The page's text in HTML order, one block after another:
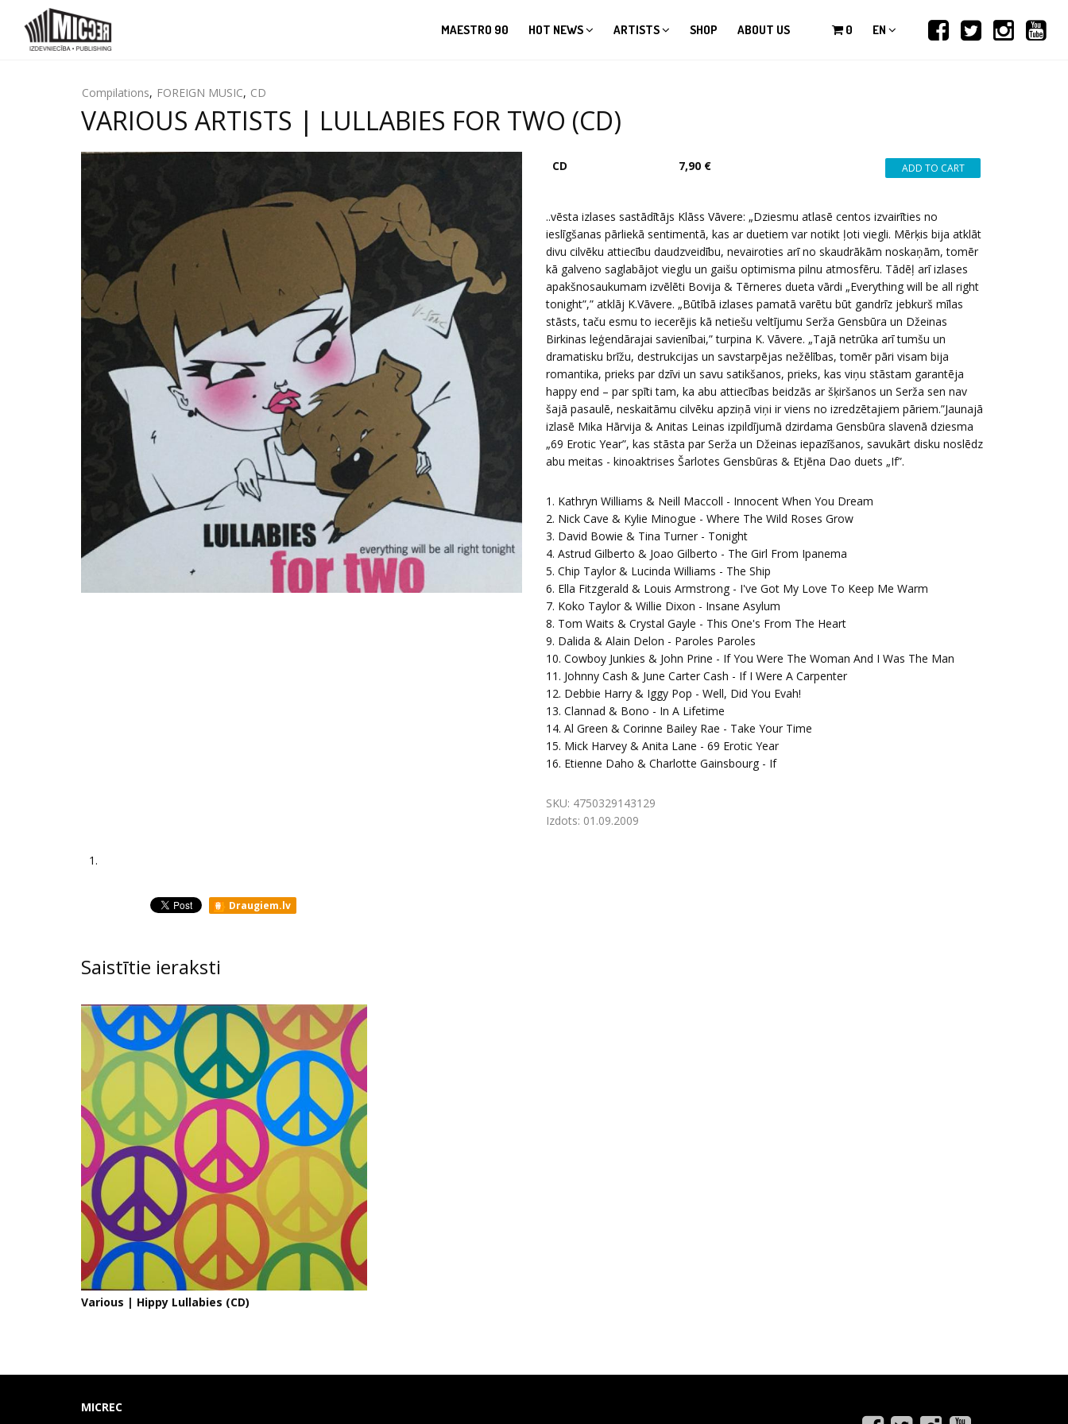
MAESTRO 90 HOT NEWS ARTISTS SHOP ABOUT US 0 EN
Compilations, FOREIGN MUSIC, CD
VARIOUS ARTISTS | LULLABIES FOR TWO (CD)
CD 7,90 €
..vēsta izlases sastādītājs Klāss Vāvere: „Dziesmu atlasē centos izvairīties no
ieslīgšanas pārliekā sentimentā, kas ar duetiem var notikt ļoti viegli. Mērķis bija atklāt
divu cilvēku attiecību daudzveidību, nevairoties arī no skaudrākām noskaņām, tomēr
kā galveno saglabājot vieglu un gaišu optimisma pilnu atmosfēru. Tādēļ arī izlases
apakšnosaukumam izvēlēti Bovija & Tērneres dueta vārdi „Everything will be all right
tonight”,” atklāj K.Vāvere. „Būtībā izlases pamatā varētu būt gandrīz jebkurš mīlas
stāsts, taču esmu to iecerējis kā netiešu veltījumu Serža Gensbūra un Džeinas
Birkinas leģendārajai savienībai,” turpina K. Vāvere. „Tajā netrūka arī tumšu un
dramatisku brīžu, destrukcijas un savstarpējas nežēlības, tomēr pāri visam bija
romantika, prieks par dzīvi un savu satikšanos, prieks, kas viņu stāstam garantēja
happy end – par spīti tam, ka abu attiecības beidzās ar šķiršanos un Serža sen nav
šajā pasaulē, neskaitāmu cilvēku apziņā viņi ir viens no izredzētajiem pāriem.”Jaunajā
izlasē Mika Hārvija & Anitas Leinas izpildījumā dzirdama Gensbūra slavenā dziesma
„69 Erotic Year”, kas stāsta par Serža un Džeinas iepazīšanos, savukārt disku noslēdz
abu meitas - kinoaktrises Šarlotes Gensbūras & Etjēna Dao duets „If”.
1. Kathryn Williams & Neill Maccoll - Innocent When You Dream
2. Nick Cave & Kylie Minogue - Where The Wild Roses Grow
3. David Bowie & Tina Turner - Tonight
4. Astrud Gilberto & Joao Gilberto - The Girl From Ipanema
5. Chip Taylor & Lucinda Williams - The Ship
6. Ella Fitzgerald & Louis Armstrong - I've Got My Love To Keep Me Warm
7. Koko Taylor & Willie Dixon - Insane Asylum
8. Tom Waits & Crystal Gayle - This One's From The Heart
9. Dalida & Alain Delon - Paroles Paroles
10. Cowboy Junkies & John Prine - If You Were The Woman And I Was The Man
11. Johnny Cash & June Carter Cash - If I Were A Carpenter
12. Debbie Harry & Iggy Pop - Well, Did You Evah!
13. Clannad & Bono - In A Lifetime
14. Al Green & Corinne Bailey Rae - Take Your Time
15. Mick Harvey & Anita Lane - 69 Erotic Year
16. Etienne Daho & Charlotte Gainsbourg - If
SKU: 4750329143129
Izdots: 01.09.2009
1.
Draugiem.lv
Saistītie ieraksti
Various | Hippy Lullabies (CD)
MICREC